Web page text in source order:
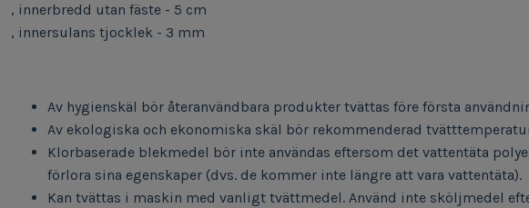
, innerbredd utan fäste - 5 cm
, innersulans tjocklek - 3 mm
Av hygienskäl bör återanvändbara produkter tvättas före första
Av ekologiska och ekonomiska skäl bör rekommenderad
Klorbaserade blekmedel bör inte användas eftersom det vattentäta
förlora sina egenskaper (dvs. de kommer inte längre att vara vattentäta).
Kan tvättas i maskin med vanligt tvättmedel. Använd inte sköljmedel